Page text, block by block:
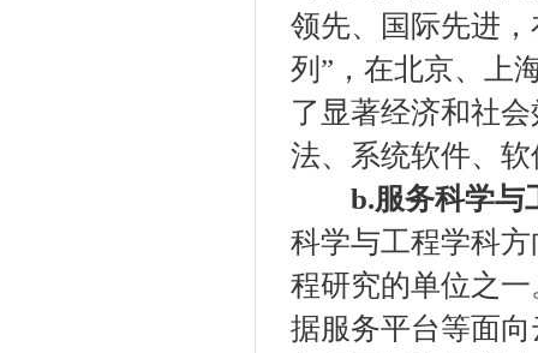
领先、国际先进
列”，在北京、上
了显著经济和社
法、系统软件、
b.服务科学与
科学与工程学科
程研究的单位之
据服务平台等面